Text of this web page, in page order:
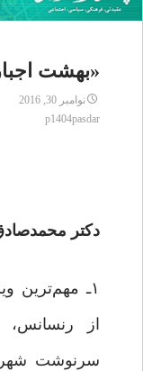
«بهشت
نوامبر 30, 2016
p1404pasdar
دکتر
۱ـ مهم‌ترین
از رنسانس،
سرنوشت